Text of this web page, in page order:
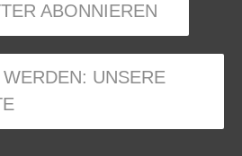
ABONNIEREN
UNSERE